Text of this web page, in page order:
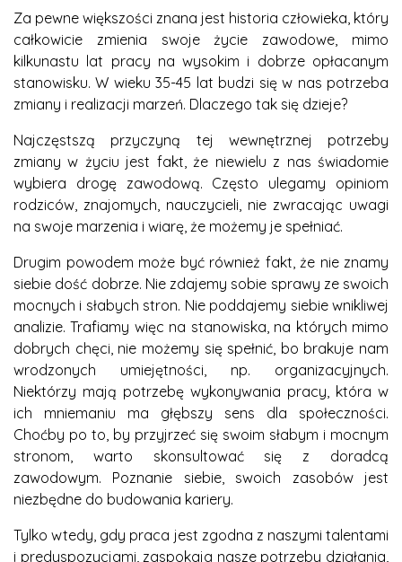
Za pewne większości znana jest historia człowieka, który
całkowicie zmienia swoje życie zawodowe, mimo
kilkunastu lat pracy na wysokim i dobrze opłacanym
stanowisku. W wieku 35-45 lat budzi się w nas potrzeba
zmiany i realizacji marzeń. Dlaczego tak się dzieje?
Najczęstszą przyczyną tej wewnętrznej potrzeby
zmiany w życiu jest fakt, że niewielu z nas świadomie
wybiera drogę zawodową. Często ulegamy opiniom
rodziców, znajomych, nauczycieli, nie zwracając uwagi
na swoje marzenia i wiarę, że możemy je spełniać.
Drugim powodem może być również fakt, że nie znamy
siebie dość dobrze. Nie zdajemy sobie sprawy ze swoich
mocnych i słabych stron. Nie poddajemy siebie wnikliwej
analizie. Trafiamy więc na stanowiska, na których mimo
dobrych chęci, nie możemy się spełnić, bo brakuje nam
wrodzonych umiejętności, np. organizacyjnych.
Niektórzy mają potrzebę wykonywania pracy, która w
ich mniemaniu ma głębszy sens dla społeczności.
Choćby po to, by przyjrzeć się swoim słabym i mocnym
stronom, warto skonsultować się z doradcą
zawodowym. Poznanie siebie, swoich zasobów jest
niezbędne do budowania kariery.
Tylko wtedy, gdy praca jest zgodna z naszymi talentami
i predyspozycjami, zaspokaja nasze potrzeby działania,